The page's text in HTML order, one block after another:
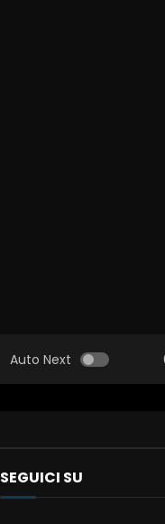
Auto Next
SEGUICI SU